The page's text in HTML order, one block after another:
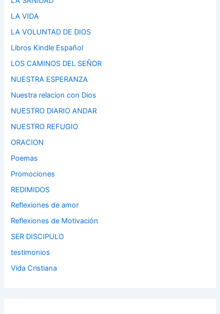
LA VIDA
LA VOLUNTAD DE DIOS
Libros Kindle Español
LOS CAMINOS DEL SEÑOR
NUESTRA ESPERANZA
Nuestra relacion con Dios
NUESTRO DIARIO ANDAR
NUESTRO REFUGIO
ORACION
Poemas
Promociones
REDIMIDOS
Reflexiones de amor
Reflexiones de Motivación
SER DISCIPULO
testimonios
Vida Cristiana